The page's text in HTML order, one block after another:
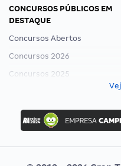
CONCURSOS PÚBLICOS EM
DESTAQUE
Concursos Abertos
Concursos 2026
Concursos 2025
Concurso Ibama
Concurso MPU
Editais publicados